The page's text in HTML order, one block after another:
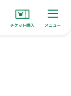
チケット購入 メニュー